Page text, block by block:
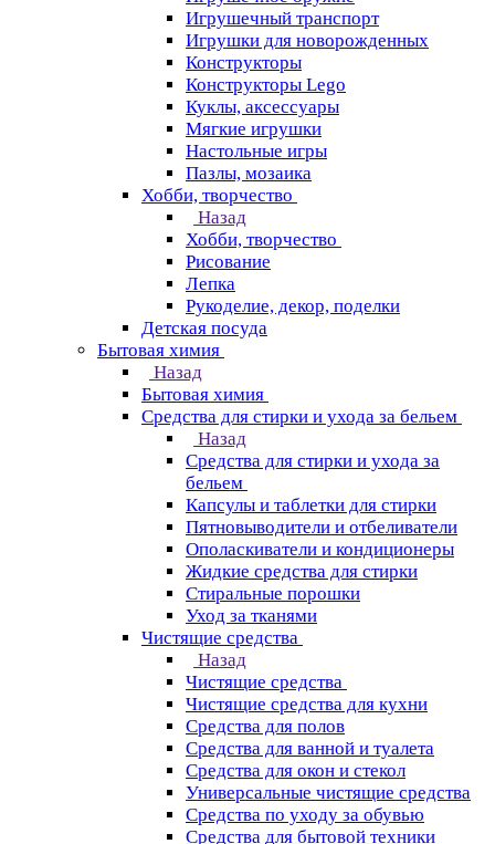
Игрушечный транспорт
Игрушки для новорожденных
Конструкторы
Конструкторы Lego
Куклы, аксессуары
Мягкие игрушки
Настольные игры
Пазлы, мозаика
Хобби, творчество
Назад
Хобби, творчество
Рисование
Лепка
Рукоделие, декор, поделки
Детская посуда
Бытовая химия
Назад
Бытовая химия
Средства для стирки и ухода за бельем
Назад
Средства для стирки и ухода за
бельем
Капсулы и таблетки для стирки
Пятновыводители и отбеливатели
Ополаскиватели и кондиционеры
Жидкие средства для стирки
Стиральные порошки
Уход за тканями
Чистящие средства
Назад
Чистящие средства
Чистящие средства для кухни
Средства для полов
Средства для ванной и туалета
Средства для окон и стекол
Универсальные чистящие средства
Средства по уходу за обувью
Средства для бытовой техники